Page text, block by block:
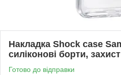
Накладка Shock case
силіконові борти,
Готово до відправки